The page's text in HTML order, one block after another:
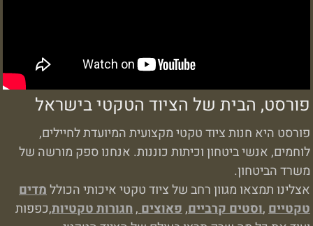
פורסט, הבית של הציוד הטקטי בישראל
פורסט היא חנות ציוד טקטי מקצועית המיועדת לחיילים,
לוחמים, אנשי ביטחון וכיתות כוננות. אנחנו ספק מורשה של
משרד הביטחון.
אצלינו תמצאו מגוון רחב של ציוד טקטי איכותי הכוללמדים
טקטיים,וסטים קרביים,פאוצים,חגורות טקטיות,כפפות